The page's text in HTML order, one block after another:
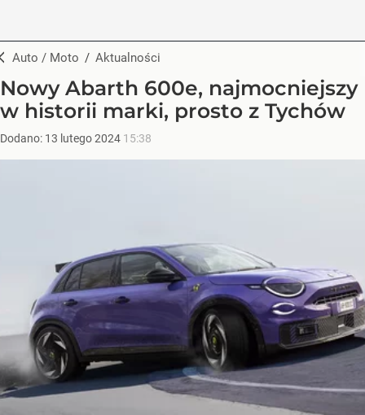
Auto / Moto / Aktualności
Nowy Abarth 600e, najmocniejszy
w historii marki, prosto z Tychów
Dodano: 13 lutego2024 15:38